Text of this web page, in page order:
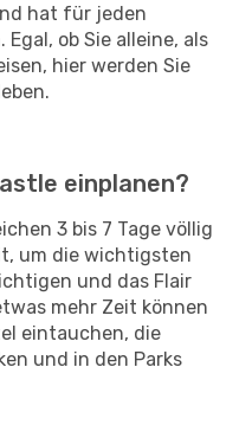
hat für jeden
ob Sie alleine, als
hier werden Sie
einplanen?
3 bis 7 Tage völlig
um die wichtigsten
und das Flair
mehr Zeit können
eintauchen, die
und in den Parks